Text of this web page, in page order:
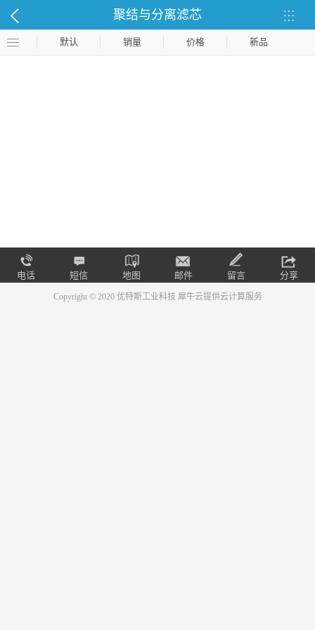
聚结与分离滤芯
默认 销量 价格 新品
电话 短信 地图 邮件 留言 分享
Copyright © 2020 优特斯工业科技 犀牛云提供云计算服务